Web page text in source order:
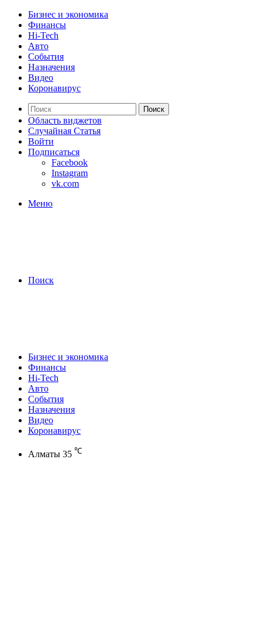
Бизнес и экономика
Финансы
Hi-Tech
Авто
События
Назначения
Видео
Коронавирус
Поиск
Область виджетов
Случайная Статья
Войти
Подписаться
Facebook
Instagram
vk.com
Меню
Поиск
Бизнес и экономика
Финансы
Hi-Tech
Авто
События
Назначения
Видео
Коронавирус
Алматы 35 ℃